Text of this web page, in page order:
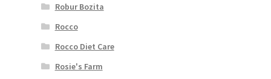
Robur Bozita
Rocco
Rocco Diet Care
Rosie's Farm